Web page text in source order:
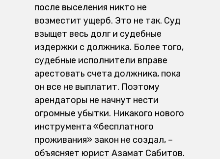
после выселения никто не
возместит ущерб. Это не так. Суд
взыщет весь долг и судебные
издержки с должника. Более того,
судебные исполнители вправе
арестовать счета должника, пока
он все не выплатит. Поэтому
арендаторы не начнут нести
огромные убытки. Никакого нового
инструмента «бесплатного
проживания» закон не создал, –
объясняет юрист Азамат Сабитов.